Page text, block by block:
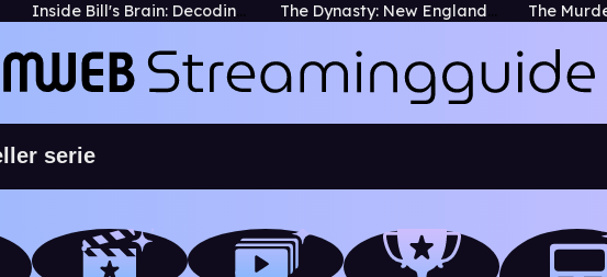
Inside Bill's Brain: Decoding Bill Gates The Dynasty: New England Patriots